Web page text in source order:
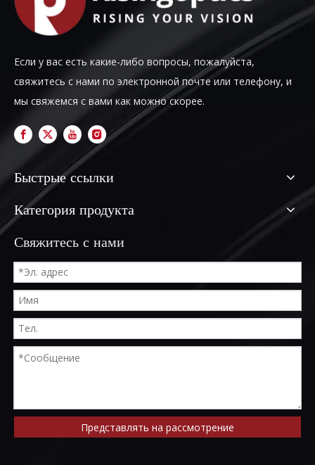
Если у вас есть какие-либо вопросы, пожалуйста,
свяжитесь с нами по электронной почте или телефону, и
мы свяжемся с вами как можно скорее.
Быстрые ссылки
Категория продукта
Свяжитесь с нами
Представлять на рассмотрение